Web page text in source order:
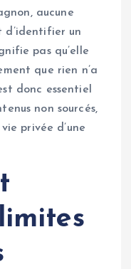
aucune
un
pas qu’elle
que rien n’a
donc essentiel
non sourcés,
privée d’une